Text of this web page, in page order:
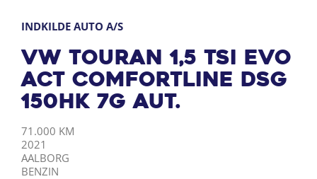
INDKILDE AUTO A/S
VW Touran 1,5 TSI EVO
ACT Comfortline DSG
150HK 7g Aut.
KILOMETER
71.000 KM
ÅRGANG
2021
BY
AALBORG
DRIVMIDDEL
BENZIN